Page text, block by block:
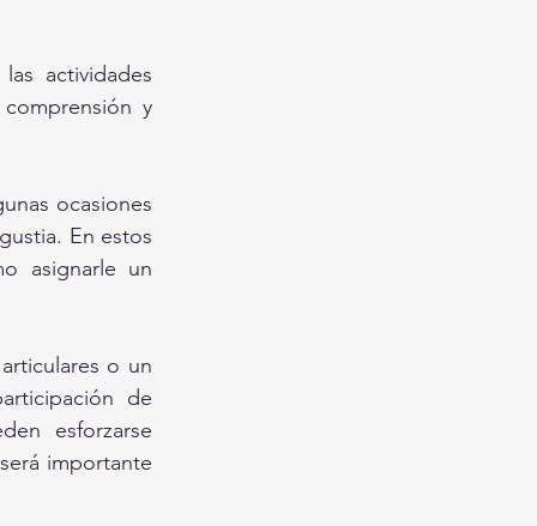
actividades
y
ocasiones
En estos
asignarle un
o un
de
esforzarse
importante